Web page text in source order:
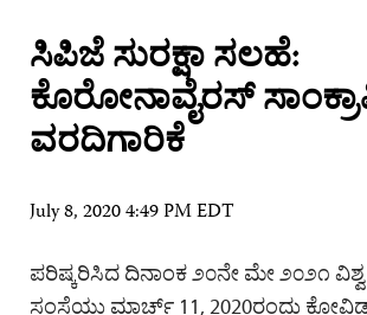
ಸಿಪಿಜೆ ಸುರಕ್ಷಾ ಸಲಹೆ:
ಕೊರೋನಾವೈರಸ್
ವರದಿಗಾರಿಕೆ
July 8, 2020 4:49 PM EDT
ಪರಿಷ್ಕರಿಸಿದ ದಿನಾಂಕ ೨೦ನೇ ಮೇ ೨೦೨೧
ಸಂಸ್ಥೆಯು ಮಾರ್ಚ್ 11, 2020ರಂದು